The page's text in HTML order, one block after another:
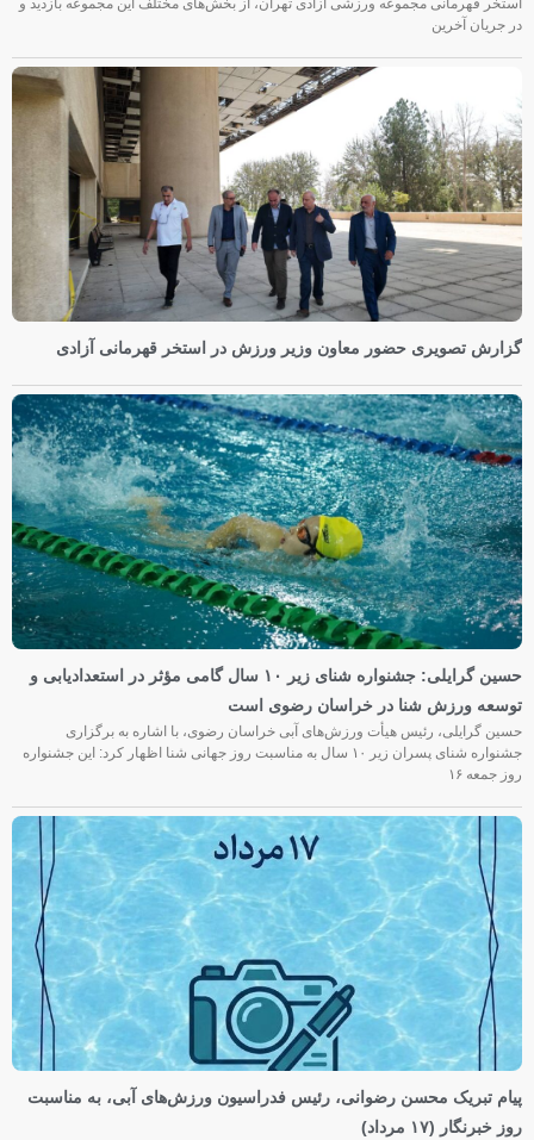
استخر قهرمانی مجموعه ورزشی آزادی تهران، از بخش‌های مختلف این مجموعه بازدید و
در جریان آخرین
گزارش تصویری حضور معاون وزیر ورزش در استخر قهرمانی آزادی
حسین گرایلی: جشنواره شنای زیر ۱۰ سال گامی مؤثر در استعدادیابی و
توسعه ورزش شنا در خراسان رضوی است
حسین گرایلی، رئیس هیأت ورزش‌های آبی خراسان رضوی، با اشاره به برگزاری
جشنواره شنای پسران زیر ۱۰ سال به مناسبت روز جهانی شنا اظهار کرد: این جشنواره
روز جمعه‌ ۱۶
پیام تبریک محسن رضوانی، رئیس فدراسیون ورزش‌های آبی، به مناسبت
روز خبرنگار (۱۷ مرداد)